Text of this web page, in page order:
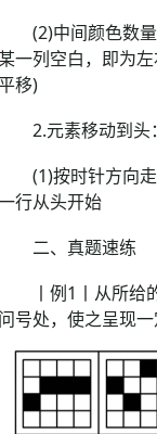
中间颜色数量
一列空白，即为
移)
元素移动到头：
按时针方向走
行从头开始
、真题速练
例1丨从所给的
号处，使之呈现一